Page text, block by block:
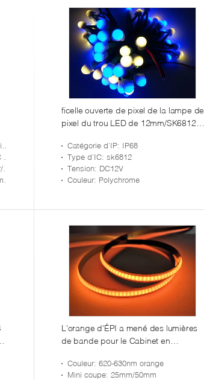
: Élément d'APA102C IC
ficelle ouverte de pixel de la lampe de
pixel du trou LED de 12mm/SK6812
Catégorie d'IP: IP68
Type d'IC: sk6812
Tension: DC12V
Couleur: Polychrome
L'orange d'ÉPI a mené des lumières
de bande pour le Cabinet en
Wavelength 620-630nm
Couleur: 620-630nm orange
Mini coupe: 25mm/50mm